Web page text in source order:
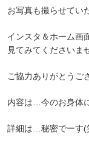
お写真も撮らせてい
インスタ＆ホーム画
見てみてくださいま
ご協力ありがとうご
内容は…今のお身体
詳細は…秘密でーす(